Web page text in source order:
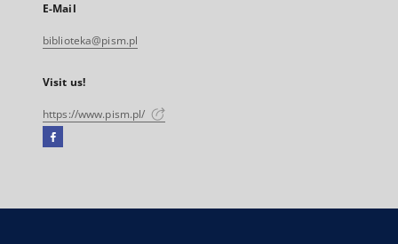
E-Mail
biblioteka@pism.pl
Visit us!
https://www.pism.pl/
Facebook
open